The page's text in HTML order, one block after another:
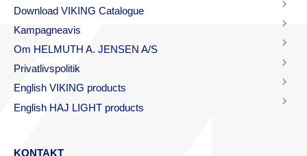
Download VIKING Catalogue
Kampagneavis
Om HELMUTH A. JENSEN A/S
Privatlivspolitik
English VIKING products
English HAJ LIGHT products
KONTAKT